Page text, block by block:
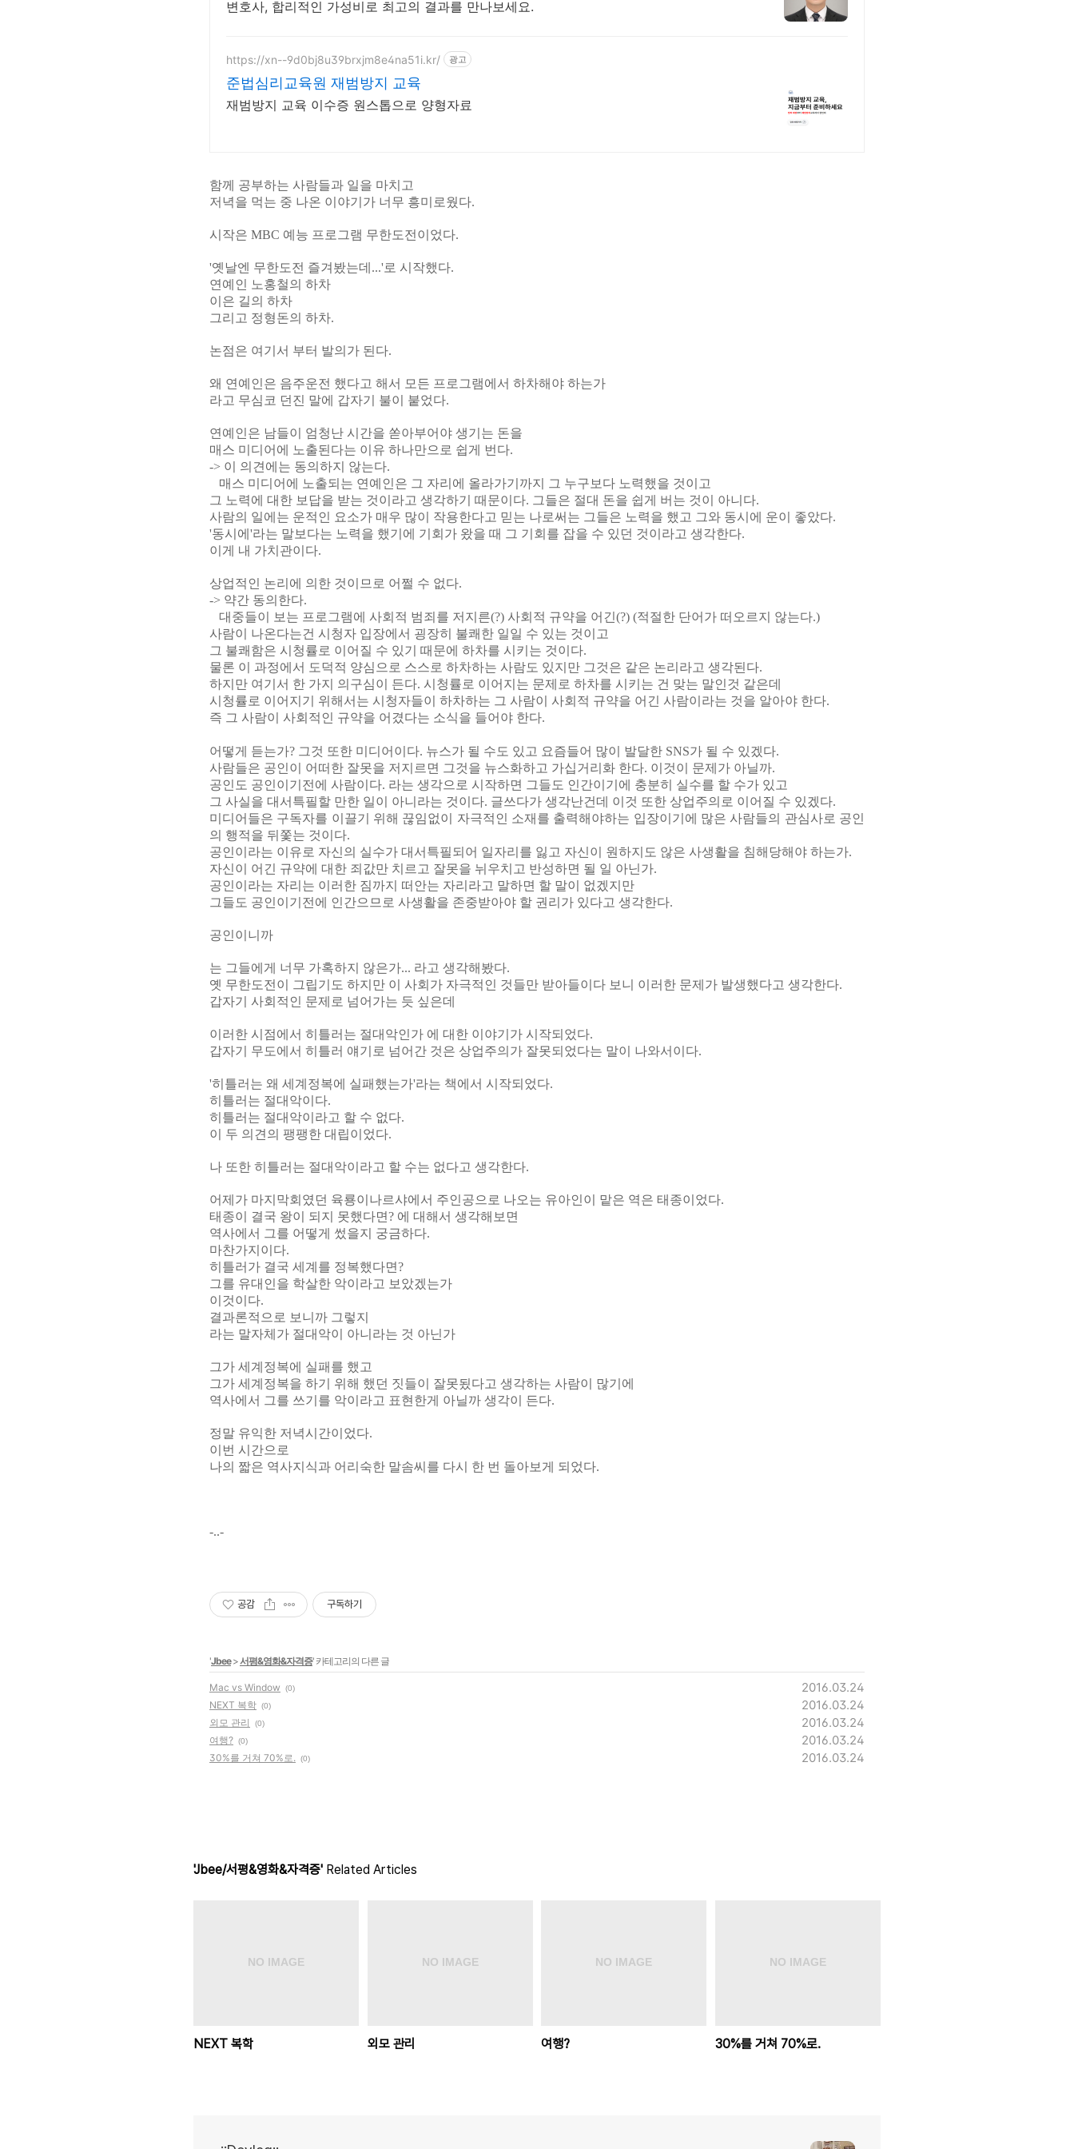
변호사, 합리적인 가성비로 최고의 결과를 만나보세요.
https://xn--9d0bj8u39brxjm8e4na51i.kr/ 광고
준법심리교육원 재범방지 교육
재범방지 교육 이수증 원스톱으로 양형자료
함께 공부하는 사람들과 일을 마치고
저녁을 먹는 중 나온 이야기가 너무 흥미로웠다.
시작은 MBC 예능 프로그램 무한도전이었다.
'옛날엔 무한도전 즐겨봤는데...'로 시작했다.
연예인 노홍철의 하차
이은 길의 하차
그리고 정형돈의 하차.
논점은 여기서 부터 발의가 된다.
왜 연예인은 음주운전 했다고 해서 모든 프로그램에서 하차해야 하는가
라고 무심코 던진 말에 갑자기 불이 붙었다.
연예인은 남들이 엄청난 시간을 쏟아부어야 생기는 돈을
매스 미디어에 노출된다는 이유 하나만으로 쉽게 번다.
-> 이 의견에는 동의하지 않는다.
매스 미디어에 노출되는 연예인은 그 자리에 올라가기까지 그 누구보다 노력했을 것이고
그 노력에 대한 보답을 받는 것이라고 생각하기 때문이다. 그들은 절대 돈을 쉽게 버는 것이 아니다.
사람의 일에는 운적인 요소가 매우 많이 작용한다고 믿는 나로써는 그들은 노력을 했고 그와 동시에 운이 좋았다.
'동시에'라는 말보다는 노력을 했기에 기회가 왔을 때 그 기회를 잡을 수 있던 것이라고 생각한다.
이게 내 가치관이다.
상업적인 논리에 의한 것이므로 어쩔 수 없다.
-> 약간 동의한다.
대중들이 보는 프로그램에 사회적 범죄를 저지른(?) 사회적 규약을 어긴(?) (적절한 단어가 떠오르지 않는다.)
사람이 나온다는건 시청자 입장에서 굉장히 불쾌한 일일 수 있는 것이고
그 불쾌함은 시청률로 이어질 수 있기 때문에 하차를 시키는 것이다.
물론 이 과정에서 도덕적 양심으로 스스로 하차하는 사람도 있지만 그것은 같은 논리라고 생각된다.
하지만 여기서 한 가지 의구심이 든다. 시청률로 이어지는 문제로 하차를 시키는 건 맞는 말인것 같은데
시청률로 이어지기 위해서는 시청자들이 하차하는 그 사람이 사회적 규약을 어긴 사람이라는 것을 알아야 한다.
즉 그 사람이 사회적인 규약을 어겼다는 소식을 들어야 한다.
어떻게 듣는가? 그것 또한 미디어이다. 뉴스가 될 수도 있고 요즘들어 많이 발달한 SNS가 될 수 있겠다.
사람들은 공인이 어떠한 잘못을 저지르면 그것을 뉴스화하고 가십거리화 한다. 이것이 문제가 아닐까.
공인도 공인이기전에 사람이다. 라는 생각으로 시작하면 그들도 인간이기에 충분히 실수를 할 수가 있고
그 사실을 대서특필할 만한 일이 아니라는 것이다. 글쓰다가 생각난건데 이것 또한 상업주의로 이어질 수 있겠다.
미디어들은 구독자를 이끌기 위해 끊임없이 자극적인 소재를 출력해야하는 입장이기에 많은 사람들의 관심사로 공인
의 행적을 뒤쫓는 것이다.
공인이라는 이유로 자신의 실수가 대서특필되어 일자리를 잃고 자신이 원하지도 않은 사생활을 침해당해야 하는가.
자신이 어긴 규약에 대한 죄값만 치르고 잘못을 뉘우치고 반성하면 될 일 아닌가.
공인이라는 자리는 이러한 짐까지 떠안는 자리라고 말하면 할 말이 없겠지만
그들도 공인이기전에 인간으므로 사생활을 존중받아야 할 권리가 있다고 생각한다.
공인이니까
는 그들에게 너무 가혹하지 않은가... 라고 생각해봤다.
옛 무한도전이 그립기도 하지만 이 사회가 자극적인 것들만 받아들이다 보니 이러한 문제가 발생했다고 생각한다.
갑자기 사회적인 문제로 넘어가는 듯 싶은데
이러한 시점에서 히틀러는 절대악인가 에 대한 이야기가 시작되었다.
갑자기 무도에서 히틀러 얘기로 넘어간 것은 상업주의가 잘못되었다는 말이 나와서이다.
'히틀러는 왜 세계정복에 실패했는가'라는 책에서 시작되었다.
히틀러는 절대악이다.
히틀러는 절대악이라고 할 수 없다.
이 두 의견의 팽팽한 대립이었다.
나 또한 히틀러는 절대악이라고 할 수는 없다고 생각한다.
어제가 마지막회였던 육룡이나르샤에서 주인공으로 나오는 유아인이 맡은 역은 태종이었다.
태종이 결국 왕이 되지 못했다면? 에 대해서 생각해보면
역사에서 그를 어떻게 썼을지 궁금하다.
마찬가지이다.
히틀러가 결국 세계를 정복했다면?
그를 유대인을 학살한 악이라고 보았겠는가
이것이다.
결과론적으로 보니까 그렇지
라는 말자체가 절대악이 아니라는 것 아닌가
그가 세계정복에 실패를 했고
그가 세계정복을 하기 위해 했던 짓들이 잘못됬다고 생각하는 사람이 많기에
역사에서 그를 쓰기를 악이라고 표현한게 아닐까 생각이 든다.
정말 유익한 저녁시간이었다.
이번 시간으로
나의 짧은 역사지식과 어리숙한 말솜씨를 다시 한 번 돌아보게 되었다.
-..-
공감 구독하기
'Jbee>서평&영화&자격증' 카테고리의 다른 글
Mac vs Window (0) 2016.03.24
NEXT 복학 (0) 2016.03.24
외모 관리 (0) 2016.03.24
여행? (0) 2016.03.24
30%를 거쳐 70%로. (0) 2016.03.24
'Jbee/서평&영화&자격증' Related Articles
NEXT 복학 외모 관리 여행? 30%를 거쳐 70%로.